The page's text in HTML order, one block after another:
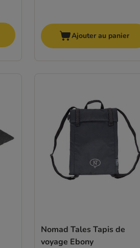
Ajouter au panier
Nomad Tales Tapis de
voyage Ebony